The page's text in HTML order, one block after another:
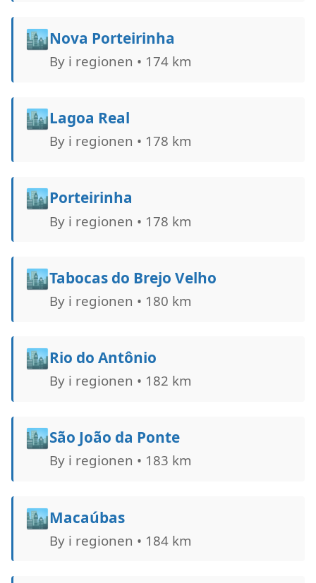
🏙️Nova Porteirinha
By i regionen • 174 km
🏙️Lagoa Real
By i regionen • 178 km
🏙️Porteirinha
By i regionen • 178 km
🏙️Tabocas do Brejo Velho
By i regionen • 180 km
🏙️Rio do Antônio
By i regionen • 182 km
🏙️São João da Ponte
By i regionen • 183 km
🏙️Macaúbas
By i regionen • 184 km